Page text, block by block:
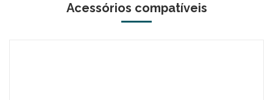
Acessórios compatíveis